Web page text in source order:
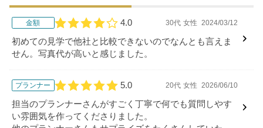
金額
口コミ評価
4.0 30代 女性 2024/03/12
初めての見学で他社と比較できないのでなんとも言えま
せん。写真代が高いと感じました。
プランナー
口コミ評価
5.0 20代 女性 2026/06/10
担当のプランナーさんがすごく丁寧で何でも質問しやす
い雰囲気を作ってくださりました。